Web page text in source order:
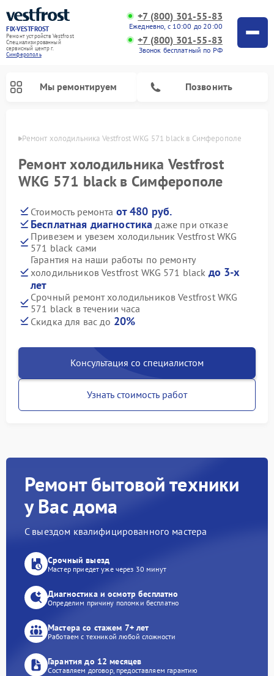
FIX-VESTFROST
Ремонт устройств Vestfrost
Специализированный
cервисный центр г.
Симферополь
+7 (800) 301-55-83
Ежедневно, с 10:00 до 20:00
+7 (800) 301-55-83
Звонок бесплатный по РФ
Мы ремонтируем Позвонить
Ремонт холодильника Vestfrost WKG 571 black в Симферополе
Ремонт холодильника Vestfrost
WKG 571 black в Симферополе
Стоимость ремонта от 480 руб.
Бесплатная диагностика даже при отказе
Привезем и увезем холодильник Vestfrost WKG
571 black сами
Гарантия на наши работы по ремонту
холодильников Vestfrost WKG 571 black до 3-х
лет
Срочный ремонт холодильников Vestfrost WKG
571 black в течении часа
Скидка для вас до 20%
Консультация со специалистом
Узнать стоимость работ
Ремонт бытовой техники
у Вас дома
С выездом квалифицированного мастера
Срочный выезд
Мастер приедет уже через 30 минут
Диагностика и осмотр бесплатно
Определим причину поломки бесплатно
Мастера со стажем 7+ лет
Работаем с техникой любой сложности
Гарантия до 12 месяцев
Составляем договор, предоставляем гарантию